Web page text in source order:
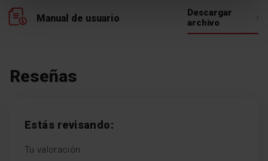
Manual de usuario
Descargar
archivo
Reseñas
Estás revisando:
Tu valoración